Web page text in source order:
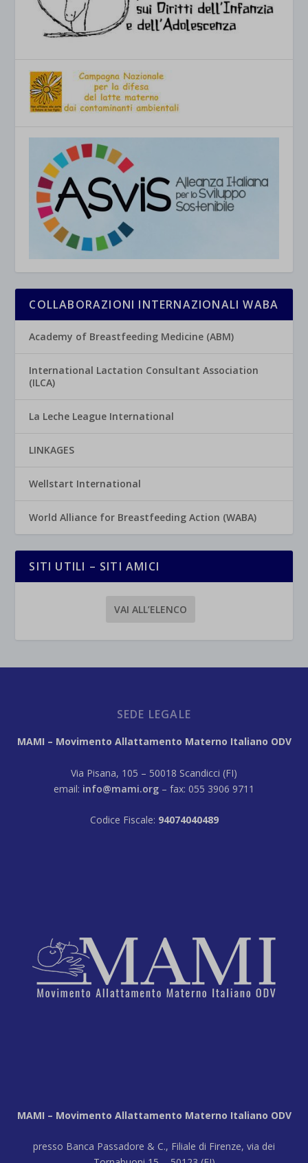
COLLABORAZIONI INTERNAZIONALI WABA
Academy of Breastfeeding Medicine (ABM)
International Lactation Consultant Association
(ILCA)
La Leche League International
LINKAGES
Wellstart International
World Alliance for Breastfeeding Action (WABA)
SITI UTILI – SITI AMICI
VAI ALL’ELENCO
SEDE LEGALE
MAMI – Movimento Allattamento Materno Italiano ODV
Via Pisana, 105 – 50018 Scandicci (FI)
email: info@mami.org – fax: 055 3906 9711
Codice Fiscale: 94074040489
MAMI – Movimento Allattamento Materno Italiano ODV
presso Banca Passadore & C., Filiale di Firenze, via dei